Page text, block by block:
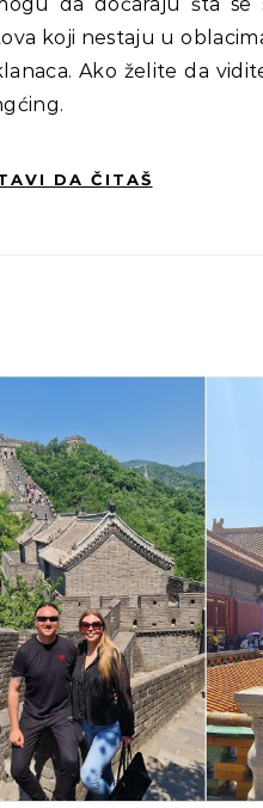
koji nestaju u
Ako želite da
DA ČITAŠ